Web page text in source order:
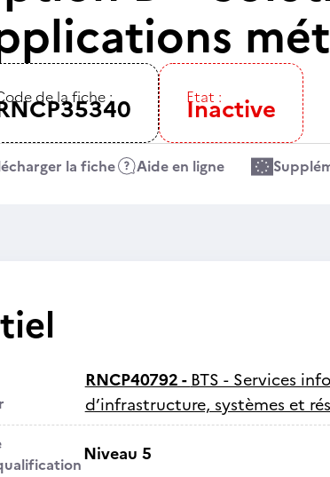
de la fiche : Etat :
Inactive
la fiche Aide en ligne
RNCP40792 - BTS - Services
d’infrastructure, systèmes et
Niveau 5